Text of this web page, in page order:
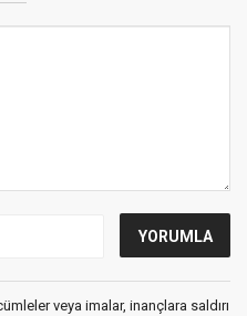
veya imalar, inançlara saldırı